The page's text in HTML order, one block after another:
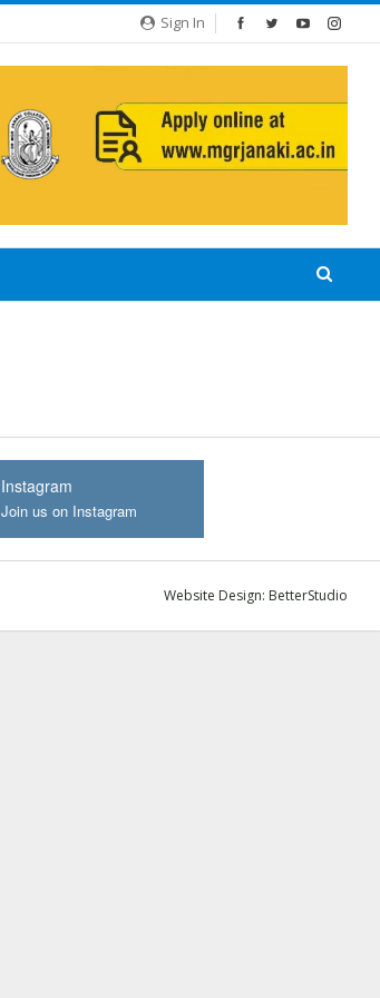
Sign In
Instagram
Join us on Instagram
Website Design: BetterStudio